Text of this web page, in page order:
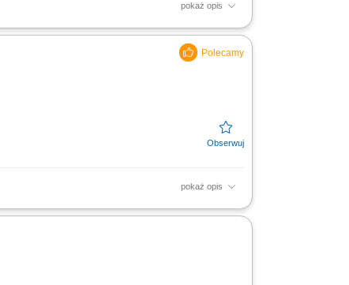
pokaż opis
i aktywne pozyskiwanie
pokaż opis
szans sprzedażowych oraz